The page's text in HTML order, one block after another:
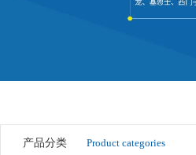
产品分类 Product categories